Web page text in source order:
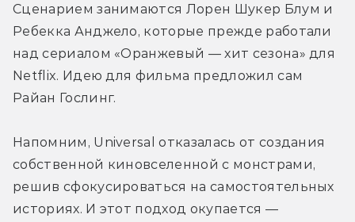
Сценарием занимаются Лорен Шукер Блум и
Ребекка Анджело, которые прежде работали
над сериалом «Оранжевый — хит сезона» для
Netflix. Идею для фильма предложил сам
Райан Гослинг.
Напомним, Universal отказалась от создания
собственной киновселенной с монстрами,
решив сфокусироваться на самостоятельных
историях. И этот подход окупается —